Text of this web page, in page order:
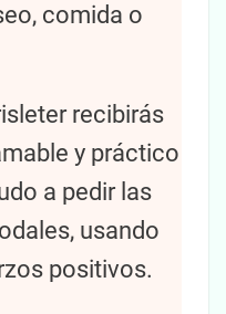
comida o
recibirás
y práctico
a pedir las
usando
positivos.